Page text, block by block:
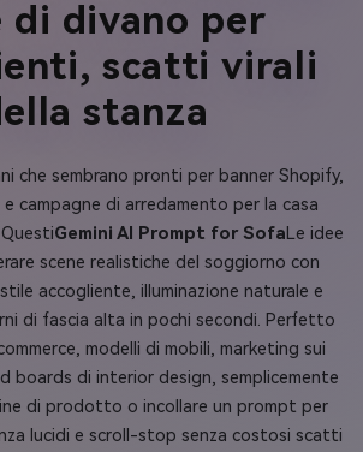
di divano per
scatti virali
stanza
che sembrano pronti per banner Shopify,
e campagne di arredamento per la casa
Gemini AI Prompt for SofaLe idee
scene realistiche del soggiorno con
accogliente, illuminazione naturale e
di fascia alta in pochi secondi. Perfetto
modelli di mobili, marketing sui
boards di interior design, semplicemente
di prodotto o incollare un prompt per
lucidi e scroll-stop senza costosi scatti